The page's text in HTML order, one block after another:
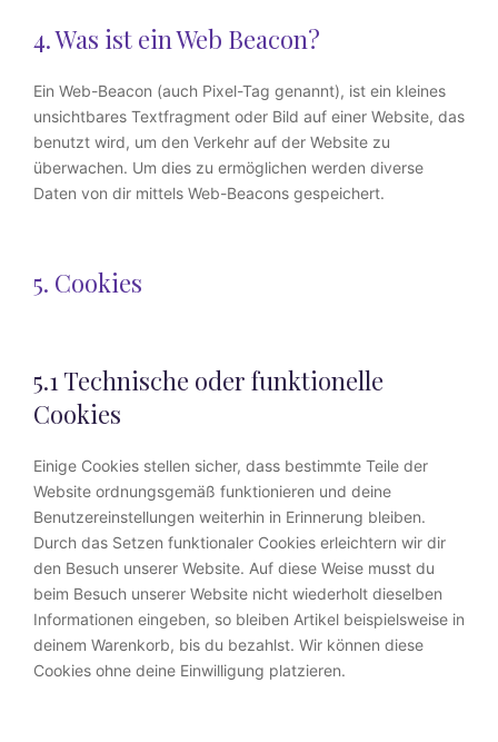
4. Was ist ein Web Beacon?
Ein Web-Beacon (auch Pixel-Tag genannt), ist ein kleines
unsichtbares Textfragment oder Bild auf einer Website, das
benutzt wird, um den Verkehr auf der Website zu
überwachen. Um dies zu ermöglichen werden diverse
Daten von dir mittels Web-Beacons gespeichert.
5. Cookies
5.1 Technische oder funktionelle
Cookies
Einige Cookies stellen sicher, dass bestimmte Teile der
Website ordnungsgemäß funktionieren und deine
Benutzereinstellungen weiterhin in Erinnerung bleiben.
Durch das Setzen funktionaler Cookies erleichtern wir dir
den Besuch unserer Website. Auf diese Weise musst du
beim Besuch unserer Website nicht wiederholt dieselben
Informationen eingeben, so bleiben Artikel beispielsweise in
deinem Warenkorb, bis du bezahlst. Wir können diese
Cookies ohne deine Einwilligung platzieren.